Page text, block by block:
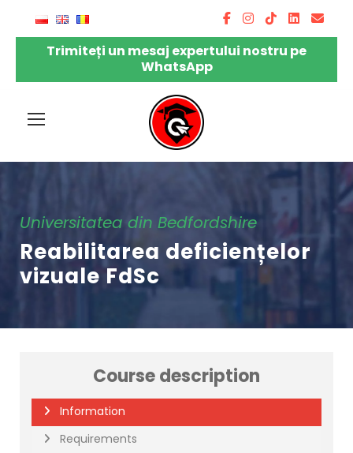
Trimiteți un mesaj expertului nostru pe
WhatsApp
Universitatea din Bedfordshire
Reabilitarea deficiențelor
vizuale FdSc
Course description
Information
Requirements